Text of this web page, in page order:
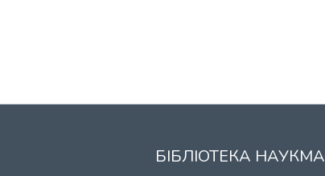
БІБЛІОТЕКА НАУКМА